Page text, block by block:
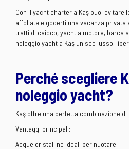
Con il yacht charter a Kaş puoi evitare
affollate e goderti una vacanza privata
tratti di caicco, yacht a motore, barca
noleggio yacht a Kaş unisce lusso,
Perché scegliere
noleggio yacht?
Kaş offre una perfetta combinazione
Vantaggi principali:
Acque cristalline ideali per nuotare